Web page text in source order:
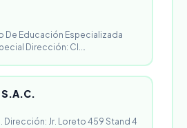
De Educación Especializada
Dirección: Cl.…
S.A.C.
Dirección: Jr. Loreto 459 Stand 4